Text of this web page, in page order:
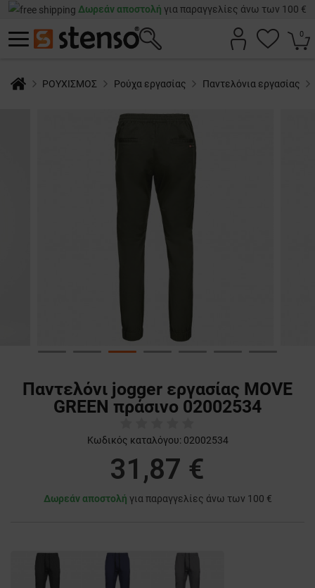
Δωρεάν αποστολή για παραγγελίες άνω των 100 €
0
ΡΟΥΧΙΣΜΟΣ Ρούχα εργασίας Παντελόνια εργασίας
Παντελόνι jogger εργασίας MOVE
GREEN πράσινο 02002534
Κωδικός καταλόγου: 02002534
31,87 €
Δωρεάν αποστολή για παραγγελίες άνω των 100 €